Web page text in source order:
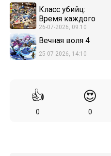
Класс убийц:
Время каждого
26-07-2026, 09:10
Вечная воля 4
25-07-2026, 14:10
👍
0
😍
0